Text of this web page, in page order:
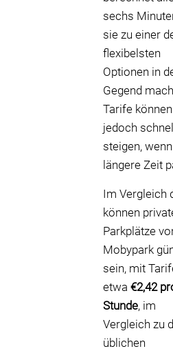
sechs
sie zu einer
flexibelsten
Optionen in
Gegend
Tarife können
jedoch schnell
steigen,
längere Zeit
Im Vergleich
können
Parkplätze
Mobypark
sein, mit
etwa €2,42
Stunde, im
Vergleich zu
üblichen